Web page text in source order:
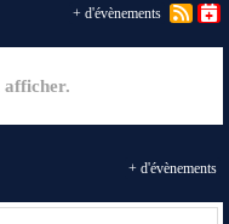
afficher.
+ d'évènements
+ d'évènements